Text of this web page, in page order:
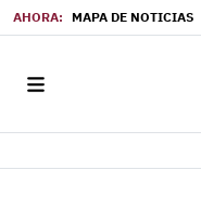
MAPA DE NOTICIAS